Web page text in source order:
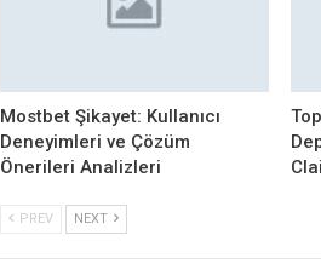
Mostbet Şikayet: Kullanıcı
Deneyimleri ve Çözüm
Önerileri Analizleri
PREV NEXT